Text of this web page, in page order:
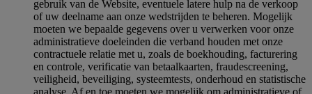
gebruik van de Website, eventuele latere hulp na de verkoop
of uw deelname aan onze wedstrijden te beheren. Mogelijk
moeten we bepaalde gegevens over u verwerken voor onze
administratieve doeleinden die verband houden met onze
contractuele relatie met u, zoals de boekhouding, facturering
en controle, verificatie van betaalkaarten, fraudescreening,
veiligheid, beveiliging, systeemtests, onderhoud en statistische
analyse. Af en toe moeten we mogelijk om administratieve of